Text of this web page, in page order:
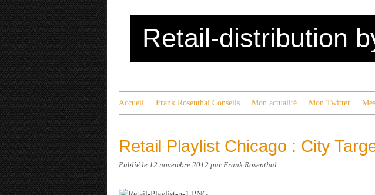
Retail-distribution
Accueil Frank Rosenthal Conseils Mon actualité Mon Twitter
Retail Playlist Chicago : City
Publié le 12 novembre 2012 par Frank Rosenthal